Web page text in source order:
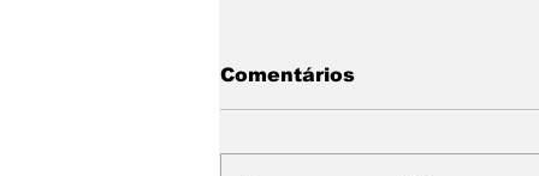
Comentários